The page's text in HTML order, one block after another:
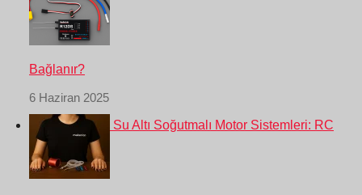
Bağlanır?
6 Haziran 2025
Su Altı Soğutmalı Motor Sistemleri: RC